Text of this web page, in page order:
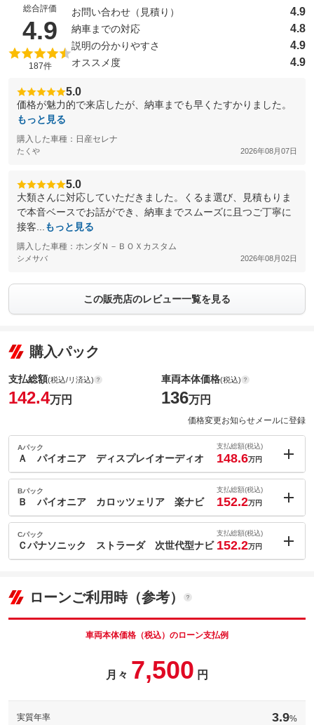
総合評価
4.9 （5点満点中）
187件
お問い合わせ（見積り） 4.9
納車までの対応 4.8
説明の分かりやすさ 4.9
オススメ度 4.9
5.0
価格が魅力的で来店したが、納車までも早くたすかりました。
もっと見る
購入した車種：日産セレナ
たくや 2026年08月07日
5.0
大類さんに対応していただきました。くるま選び、見積もりま
で本音ベースでお話ができ、納車までスムーズに且つご丁寧に
接客...
もっと見る
購入した車種：ホンダＮ－ＢＯＸカスタム
シメサバ 2026年08月02日
この販売店のレビュー一覧を見る
購入パック
支払総額(税込/リ済込)
142.4万円
車両本体価格(税込)
136万円
価格変更お知らせメールに登録
Aパック
Ａ パイオニア ディスプレイオーディオ
支払総額(税込)
148.6万円
内：オプシ
ョン価格
(税込)
車両本体価
136万円
パック内容
スマホ連携 【２】Ｂｌｕｅｔｏｏｔｈ 【３】ＤＶＤ
ディスプレイモニター
パイオニア
カロッツェリア
■■■ビックリ価格■■■ ディスプレイオーディオ本体４５，０
００円＋取付工賃１７，０００円＝６２，０００円が加算された
Bパック
Ｂ パイオニア カロッツェリア 楽ナビ
支払総額(税込)
152.2万円
内：オプシ
ョン価格
(税込)
車両本体価
能付き 【２】フルセグテレビ 【３】Ｂｌｕｅｔｏｏｔｈ
【４】ＨＤＭＩ入出力端子 【５】ＤＶＤ 【ＰＲ】２０年以上
Cパック
Ｃパナソニック ストラーダ 次世代型ナビ
支払総額(税込)
152.2万円
車両本体価
136
ｏｏｔｈ 【４】ＨＤＭＩ入力端子 【ＰＲ】２０２４年最新
ローンご利用時（参考）
車両本体価格（税込）のローン支払例
月々 7,500 円
実質年率 3.9%